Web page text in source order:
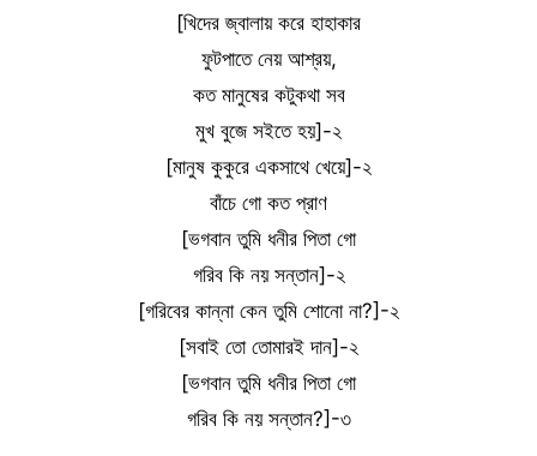
[খিদের জ্বালায় করে হাহাকার
ফুটপাতে নেয় আশ্রয়,
কত মানুষের কটুকথা সব
মুখ বুজে সইতে হয়]-২
[মানুষ কুকুরে একসাথে খেয়ে]-২
বাঁচে গো কত প্রাণ
[ভগবান তুমি ধনীর পিতা গো
গরিব কি নয় সন্তান]-২
[গরিবের কান্না কেন তুমি শোনো না?]-২
[সবাই তো তোমারই দান]-২
[ভগবান তুমি ধনীর পিতা গো
গরিব কি নয় সন্তান?]-৩